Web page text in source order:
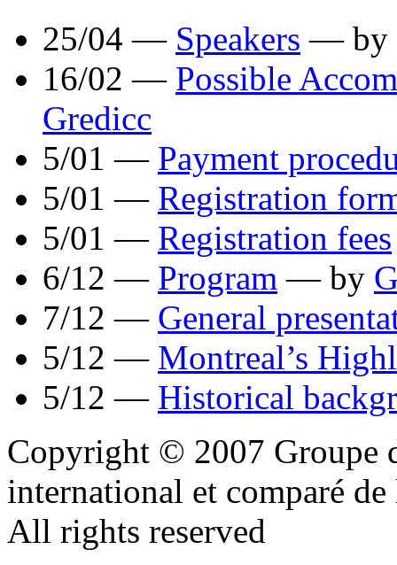
25/04 — Speakers — by
16/02 — Possible
Gredicc
5/01 — Payment
5/01 — Registration
5/01 — Registration fees
6/12 — Program — by
7/12 — General
5/12 — Montreal’s
5/12 — Historical
Copyright © 2007 Groupe
international et comparé
All rights reserved